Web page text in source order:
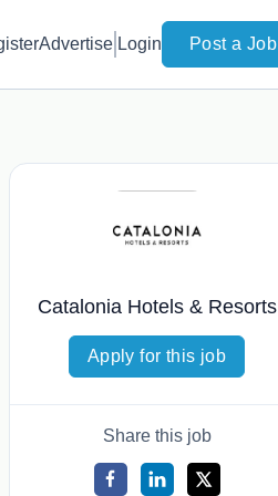
Advertise Login Post a Job
Catalonia Hotels & Resorts
Apply for this job
Share this job